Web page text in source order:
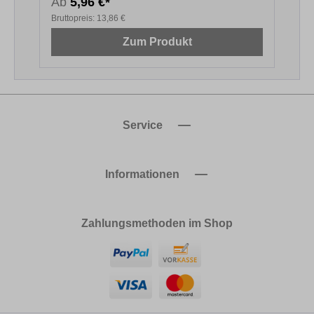
Bruttopreis: 13,86 €
Zum Produkt
Service
Informationen
Zahlungsmethoden im Shop